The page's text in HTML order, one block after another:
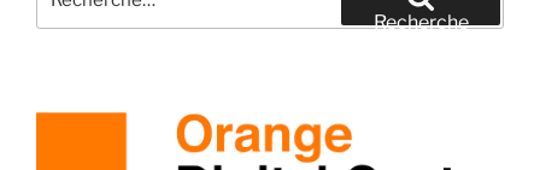
Ubuntu
pour
Recherche